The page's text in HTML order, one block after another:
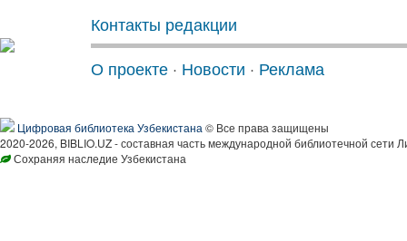
Контакты редакции
О проекте · Новости · Реклама
Цифровая библиотека Узбекистана © Все права защищены
2020-2026, BIBLIO.UZ - составная часть международной библиотечной сети
Сохраняя наследие Узбекистана